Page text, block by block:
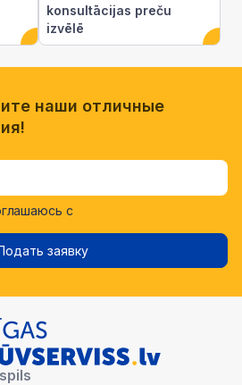
konsultācijas preču
izvēlē
наши отличные
с
заявку